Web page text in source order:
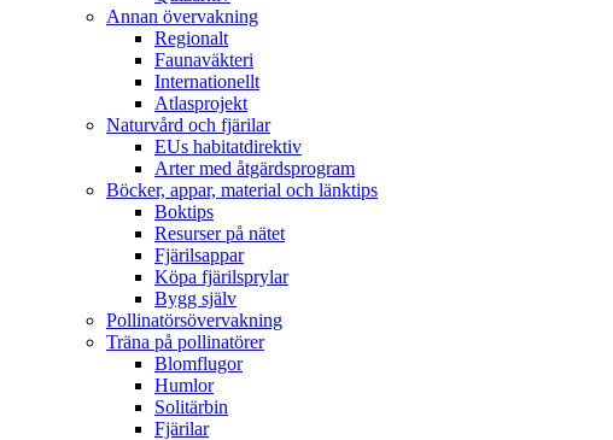
Annan övervakning
Regionalt
Faunaväkteri
Internationellt
Atlasprojekt
Naturvård och fjärilar
EUs habitatdirektiv
Arter med åtgärdsprogram
Böcker, appar, material och länktips
Boktips
Resurser på nätet
Fjärilsappar
Köpa fjärilsprylar
Bygg själv
Pollinatörsövervakning
Träna på pollinatörer
Blomflugor
Humlor
Solitärbin
Fjärilar